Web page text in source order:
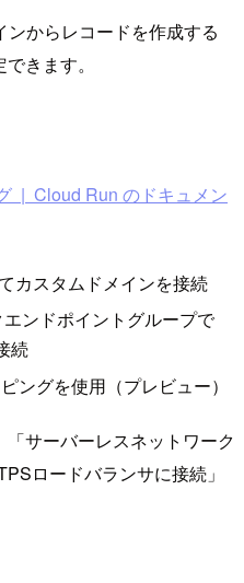
からレコードを作成する
きます。
| Cloud Run のドキュメン
カスタムドメインを接続
ンドポイントグループで
続
ングを使用（プレビュー）
サーバーレスネットワーク
ロードバランサに接続」